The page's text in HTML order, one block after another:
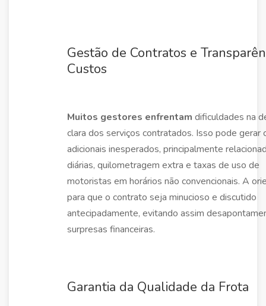
Gestão de Contratos e
Custos
Muitos gestores enfrentam dificuldades na
clara dos serviços contratados. Isso pode gerar
adicionais inesperados, principalmente
diárias, quilometragem extra e taxas de uso de
motoristas em horários não convencionais. A
para que o contrato seja minucioso e discutido
antecipadamente, evitando assim
surpresas financeiras.
Garantia da Qualidade da Frota